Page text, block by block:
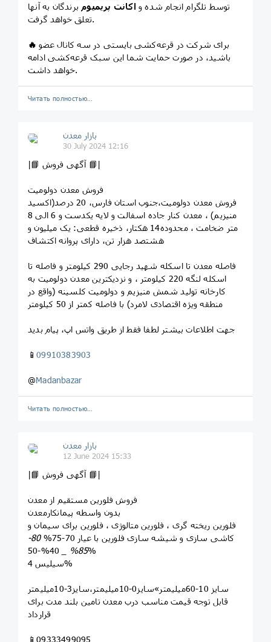
توسط تلگرام انجام شده و اکانت پریمیوم برندگان به آنها
تعلق خواهد گرفت.
🔥 برای شرکت در قرعه‌کشی بایستی در سه کانال عضو
باشید، در صورت حمایت شما این سبک قرعه‌کشی ادامه
خواهد داشت.
Читать полностью…
بازار معدن
30 July 2024 12:16
|📘 آگهی فروش 📘|
فروش معدن دولومیت
فروش معدن دولومیت،جنوب استان فارس، 20 درصد(اکسید
منیزیم) ، معدن کنار جاده اسفالت و لایه یکدست و 6 الی 8
متر ضخامت ، محدوده14 هکتار، ذخیره قطعی: یک میلیون و
هشتصد هزار تن، دارای پروانه اکتشاف
فاصله معدن تا اسکله شهید رجایی 290 کیلومتر و فاصله تا
اسکله لنگه 220 کیلومتر ، و نزدیکترین معدن دولومیت به
کارخانه تولید شمش منیزیم و دولومیت کلسینه (واقع در
منطقه ویژه اقتصادی لامرد) با فاصله کمتر از 50 کیلومتر
جهت اطلاعات بیشتر لطفا فقط از طریق واتس اپ، پیام بدید
📱09910383903
@Madanbazar
Читать полностью…
بازار معدن
12 June 2024 15:33
|📘 آگهی فروش 📘|
فروش فلورین مستقیم از معدن
بدون واسطه پیمانکارمعدن
فلورین ریخته گری ، فلورین متالوژی ، فلورین برای سیمان و
کاشی سازی و شیشه سازی فلورین با عیار 70-75%
80-
85% _40%-50%
سیلیس 4%
سایز 10-60میلیمتر»سایز0-10میلیمتر،سایز3-10میلیمتر
قابل توجه قیمت مناسب درب معدن تامین بلند مدت برای
قرارداد
📱09333499095